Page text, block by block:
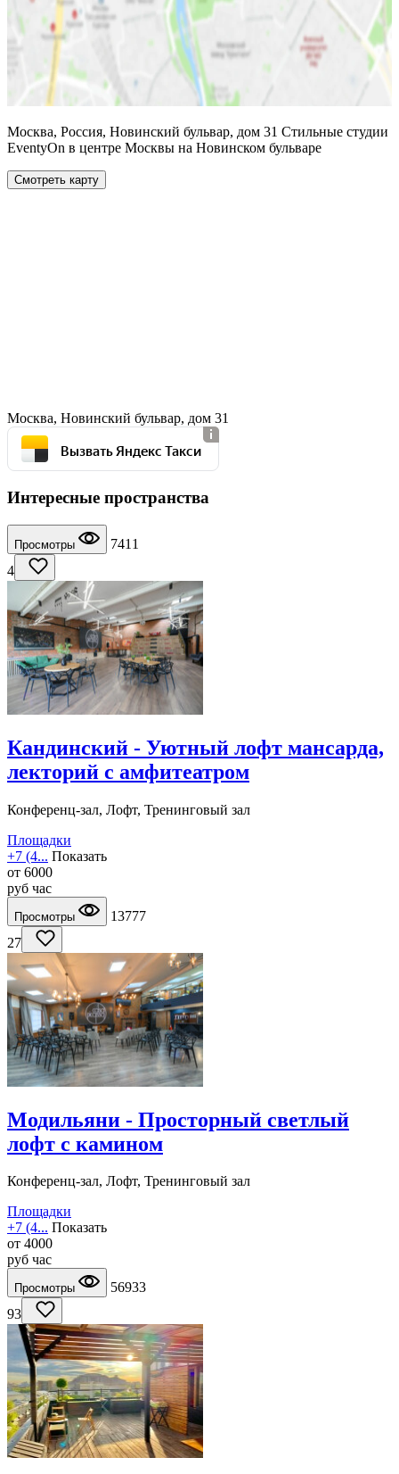
Москва, Россия, Новинский бульвар, дом 31 Стильные студии
EventyOn в центре Москвы на Новинском бульваре
Смотреть карту
Москва, Новинский бульвар, дом 31
Вызвать Яндекс Такси
Интересные пространства
Просмотры
7411
4
Кандинский - Уютный лофт мансарда,
лекторий с амфитеатром
Конференц-зал, Лофт, Тренинговый зал
Площадки
+7 (4... Показать
от 6000
руб час
Просмотры
13777
27
Модильяни - Просторный светлый
лофт с камином
Конференц-зал, Лофт, Тренинговый зал
Площадки
+7 (4... Показать
от 4000
руб час
Просмотры
56933
93